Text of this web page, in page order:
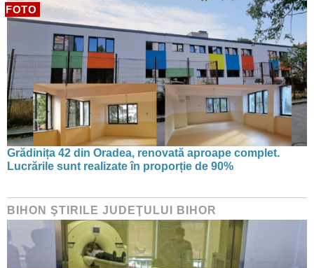
FOTO
Grădinița 42 din Oradea, renovată aproape complet.
Lucrările sunt realizate în proporție de 90%
BIHON ŞTIRILE JUDEŢULUI BIHOR